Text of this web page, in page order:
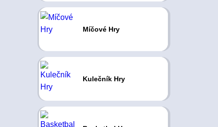
Míčové Hry
Kulečník Hry